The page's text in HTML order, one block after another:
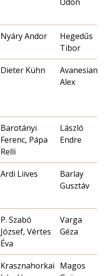
Nyáry Andor
Hegedűs
Tibor
Dieter Kühn
Avanesian
Alex
Barotányi
Ferenc, Pápa
Relli
László
Endre
Ardi Liives
Barlay
Gusztáv
P. Szabó
József, Vértes
Éva
Varga
Géza
Krasznahorkai Magos